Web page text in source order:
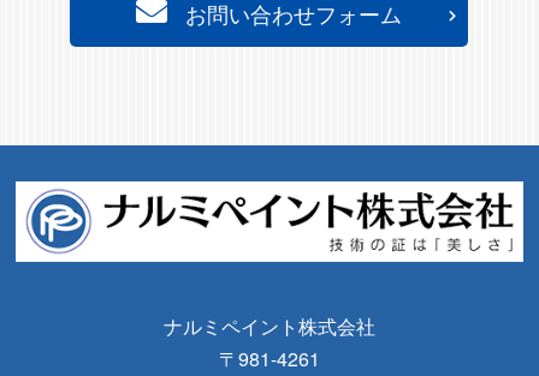
お問い合わせフォーム
ナルミペイント株式会社
〒981-4261